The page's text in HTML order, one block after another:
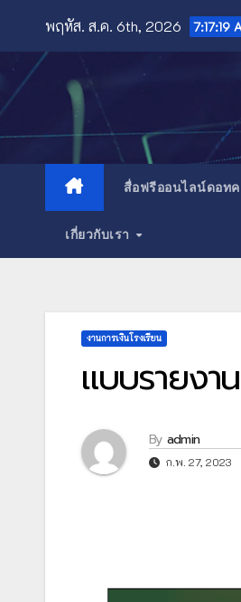
content
พฤหัส. ส.ค. 6th, 2026 7:17:20
สื่อฟรีออนไลน์ดอท
เกี่ยวกับเรา
งานการเงินโรงเรียน
แบบรายงา
By admin
ก.พ. 27, 2023